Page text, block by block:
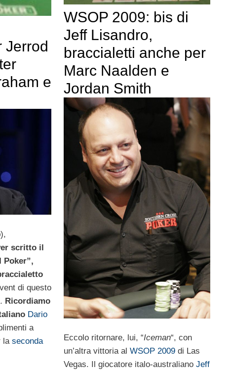
Jerrod
e
scritto il
Poker”,
di questo
Ricordiamo
Dario
a
la seconda
WSOP 2009: bis di
Jeff Lisandro,
braccialetti anche per
Marc Naalden e
Jordan Smith
Eccolo ritornare, lui, “Iceman“, con
un’altra vittoria al WSOP 2009di Las
Vegas. Il giocatore italo-australiano Jeff